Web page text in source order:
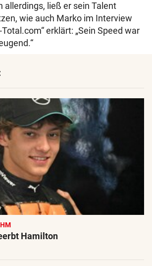
allerdings, ließ er sein Talent
wie auch Marko im Interview
erklärt: „Sein Speed war
Hamilton